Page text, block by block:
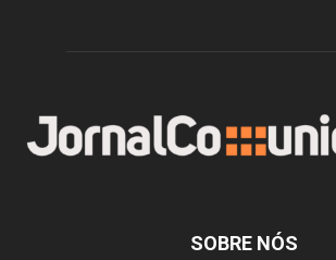
SOBRE NÓS